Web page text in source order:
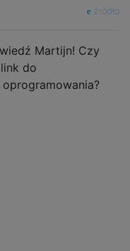
źródło
Martijn! Czy
do